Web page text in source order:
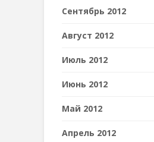
Сентябрь 2012
Август 2012
Июль 2012
Июнь 2012
Май 2012
Апрель 2012